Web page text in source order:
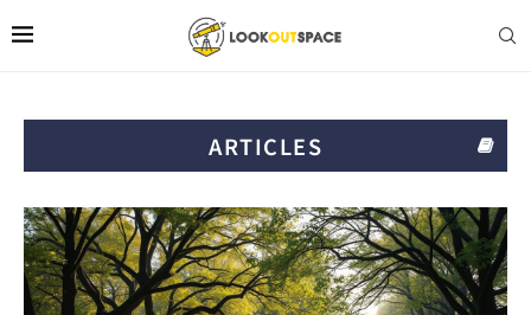
ARTICLES